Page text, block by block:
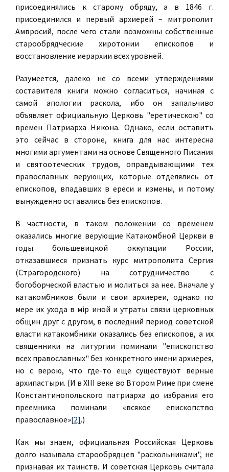
присоединялись к старому обряду, а в 1846 г.
присоединился и первый архиерей – митрополит
Амвросий, после чего стали возможны собственные
старообрядческие хиротонии епископов и
восстановление иерархии всех уровней.
Разумеется, далеко не со всеми утверждениями
составителя книги можно согласиться, начиная с
самой апологии раскола, ибо он запальчиво
объявляет официальную Церковь "еретическою" со
времен Патриарха Никона. Однако, если оставить
это сейчас в стороне, книга для нас интересна
многими аргументами на основе Священного Писания
и святоотеческих трудов, оправдывающими тех
православных верующих, которые отделялись от
епископов, впадавших в ереси и измены, и потому
вынужденно оставались без епископов.
В частности, в таком положении со временем
оказались многие верующие Катакомбной Церкви в
годы большевицкой оккупации России,
отказавшиеся признать курс митрополита Сергия
(Страгородского) на сотрудничество с
богоборческой властью и молиться за нее. Вначале у
катакомбников были и свои архиереи, однако по
мере их ухода в мiр иной и утраты связи церковных
общин друг с другом, в последний период советской
власти катакомбники оказались без епископов, а их
священники на литургии поминали "епископство
всех православных" без конкретного имени архиерея,
но с верою, что где-то еще существуют верные
архипастыри. (И в XIII веке во Втором Риме при смене
Константинопольского патриарха до избрания его
преемника поминали «всякое епископство
православное»[2].)
Как мы знаем, официальная Российская Церковь
долго называла старообрядцев "раскольниками", не
признавая их таинств. И советская Церковь считала